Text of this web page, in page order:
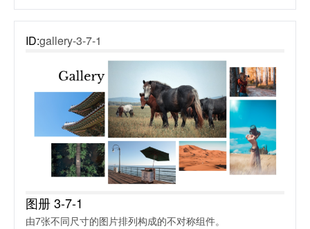
ID:gallery-3-7-1
图册 3-7-1
由7张不同尺寸的图片排列构成的不对称组件。